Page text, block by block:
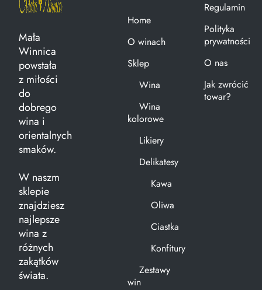
Mała
Winnica
powstała
z miłości
do
dobrego
wina i
orientalnych
smaków.
W naszm
sklepie
znajdziesz
najlepsze
wina z
różnych
zakątków
świata.
Home
O winach
Sklep
Wina
Wina
kolorowe
Likiery
Delikatesy
Kawa
Oliwa
Ciastka
Konfitury
Zestawy
win
Regulamin
Polityka
prywatności
O nas
Jak zwrócić
towar?